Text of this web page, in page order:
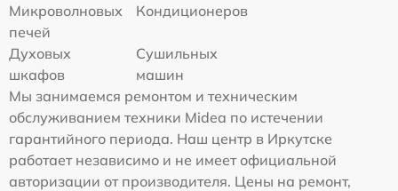
Микроволновых
печей
Кондиционеров
Духовых
шкафов
Сушильных
машин
Мы занимаемся ремонтом и техническим
обслуживанием техники Midea по истечении
гарантийного периода. Наш центр в Иркутске
работает независимо и не имеет официальной
авторизации от производителя. Цены на ремонт,